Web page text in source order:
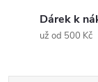
Dárek k
už od 500 Kč